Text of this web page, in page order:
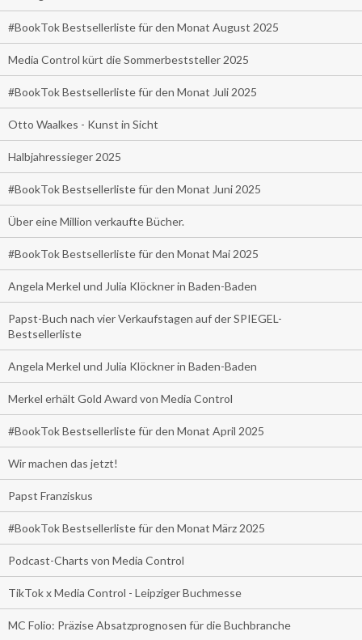
#BookTok Bestsellerliste für den Monat August 2025
Media Control kürt die Sommerbeststeller 2025
#BookTok Bestsellerliste für den Monat Juli 2025
Otto Waalkes - Kunst in Sicht
Halbjahressieger 2025
#BookTok Bestsellerliste für den Monat Juni 2025
Über eine Million verkaufte Bücher.
#BookTok Bestsellerliste für den Monat Mai 2025
Angela Merkel und Julia Klöckner in Baden-Baden
Papst-Buch nach vier Verkaufstagen auf der SPIEGEL-
Bestsellerliste
Angela Merkel und Julia Klöckner in Baden-Baden
Merkel erhält Gold Award von Media Control
#BookTok Bestsellerliste für den Monat April 2025
Wir machen das jetzt!
Papst Franziskus
#BookTok Bestsellerliste für den Monat März 2025
Podcast-Charts von Media Control
TikTok x Media Control - Leipziger Buchmesse
MC Folio: Präzise Absatzprognosen für die Buchbranche